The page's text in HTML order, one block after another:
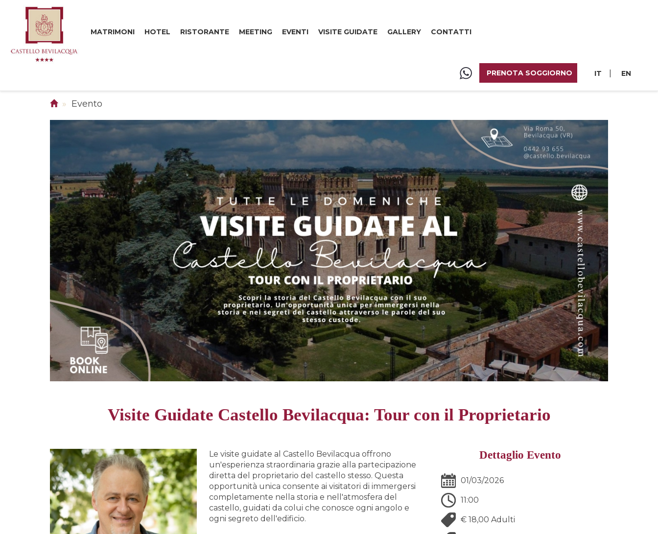
MATRIMONI HOTEL RISTORANTE MEETING EVENTI VISITE GUIDATE GALLERY CONTATTI
PRENOTA SOGGIORNO IT EN
Evento
Visite Guidate Castello Bevilacqua: Tour con il Proprietario
Le visite guidate al Castello Bevilacqua offrono
un'esperienza straordinaria grazie alla partecipazione
diretta del proprietario del castello stesso. Questa
opportunità unica consente ai visitatori di immergersi
completamente nella storia e nell'atmosfera del
castello, guidati da colui che conosce ogni angolo e
ogni segreto dell'edificio.
Dettaglio Evento
01/03/2026
11:00
€ 18,00 Adulti